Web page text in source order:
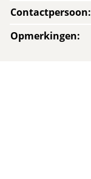
Contactpersoon:
Opmerkingen: